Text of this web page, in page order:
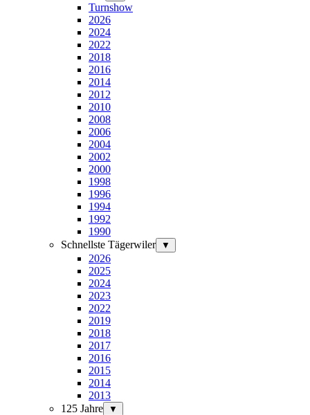
Turnshow
2026
2024
2022
2018
2016
2014
2012
2010
2008
2006
2004
2002
2000
1998
1996
1994
1992
1990
Schnellste Tägerwiler
▼
2026
2025
2024
2023
2022
2019
2018
2017
2016
2015
2014
2013
125 Jahre
▼